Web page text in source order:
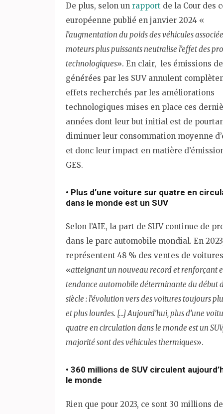
De plus, selon un rapport de la Cour des
européenne publié en janvier 2024 «
l’augmentation du poids des véhicules
moteurs plus puissants neutralise l’effet des
technologiques». En clair, les émissions de
générées par les SUV annulent
effets recherchés par les améliorations
technologiques mises en place ces
années dont leur but initial est de
diminuer leur consommation moyenne
et donc leur impact en matière
GES.
• Plus d’une voiture sur quatre en
dans le monde est un SUV
Selon l’AIE, la part de SUV continue de
dans le parc automobile mondial. En
représentent 48 % des ventes de
«atteignant un nouveau record et renforçant
tendance automobile déterminante du début
siècle : l’évolution vers des voitures toujours
et plus lourdes. […] Aujourd’hui, plus d’une
quatre en circulation dans le monde est un
majorité sont des véhicules thermiques».
• 360 millions de SUV circulent
le monde
Rien que pour 2023, ce sont 30 millions